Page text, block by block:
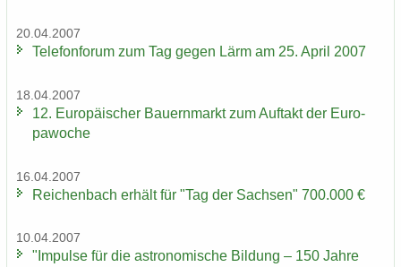
20.04.2007
Te­le­fon­fo­rum zum Tag gegen Lärm am 25. April 2007
18.04.2007
12. Eu­ro­päi­scher Bau­ern­markt zum Auf­takt der Eu­ro­
pa­wo­che
16.04.2007
Rei­chen­bach er­hält für "Tag der Sach­sen" 700.000 €
10.04.2007
"Im­pul­se für die as­tro­no­mi­sche Bil­dung – 150 Jahre